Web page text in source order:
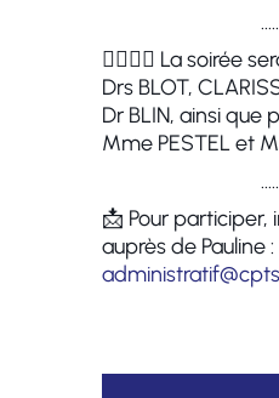
👩‍⚕️👨‍⚕️ La soirée
Drs BLOT,
Dr BLIN, ainsi que
Mme PESTEL et
📩 Pour participer,
auprès de Pauline :